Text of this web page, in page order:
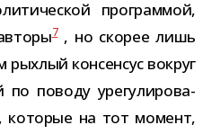
про­грам­мой,
7, но ско­рее лишь
кон­сен­сус вокруг
по поводу уре­гу­ли­ро­ва­
на тот момент,